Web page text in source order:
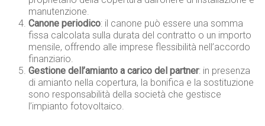
manutenzione.
Canone periodico: il canone può essere una somma
fissa calcolata sulla durata del contratto o un importo
mensile, offrendo alle imprese flessibilità nell’accordo
finanziario.
Gestione dell’amianto a carico del partner: in presenza
di amianto nella copertura, la bonifica e la sostituzione
sono responsabilità della società che gestisce
l’impianto fotovoltaico.